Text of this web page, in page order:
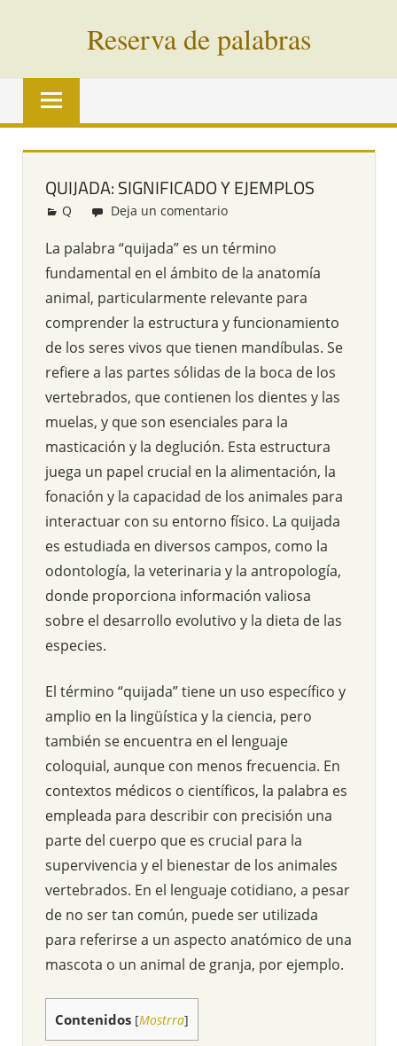
Reserva de palabras
Palabras
vías
todo
mundo
QUIJADA: SIGNIFICADO Y EJEMPLOS
Redacción
Q Deja un comentario
La palabra “quijada” es un término
fundamental en el ámbito de la anatomía
animal, particularmente relevante para
comprender la estructura y funcionamiento
de los seres vivos que tienen mandíbulas. Se
refiere a las partes sólidas de la boca de los
vertebrados, que contienen los dientes y las
muelas, y que son esenciales para la
masticación y la deglución. Esta estructura
juega un papel crucial en la alimentación, la
fonación y la capacidad de los animales para
interactuar con su entorno físico. La quijada
es estudiada en diversos campos, como la
odontología, la veterinaria y la antropología,
donde proporciona información valiosa
sobre el desarrollo evolutivo y la dieta de las
especies.
El término “quijada” tiene un uso específico y
amplio en la lingüística y la ciencia, pero
también se encuentra en el lenguaje
coloquial, aunque con menos frecuencia. En
contextos médicos o científicos, la palabra es
empleada para describir con precisión una
parte del cuerpo que es crucial para la
supervivencia y el bienestar de los animales
vertebrados. En el lenguaje cotidiano, a pesar
de no ser tan común, puede ser utilizada
para referirse a un aspecto anatómico de una
mascota o un animal de granja, por ejemplo.
Contenidos [Mostrra]